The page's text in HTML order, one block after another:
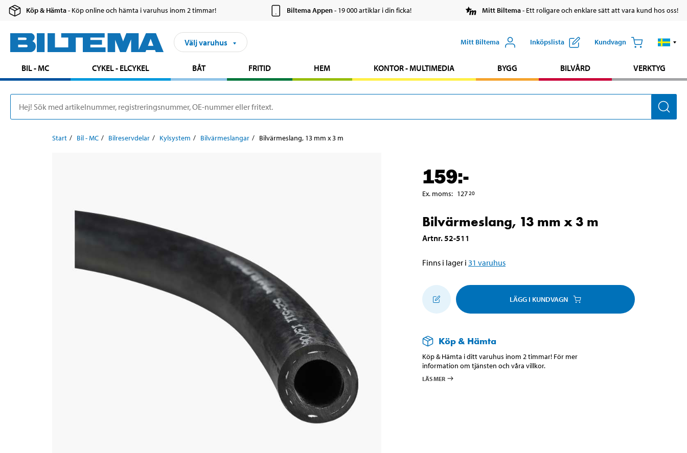
Köp & Hämta- Köp online och hämta i varuhus inom 2 timmar! Biltema Appen- 19 000 artiklar i din ficka! Mitt Biltema- Ett roligare och enklare sätt att vara kund hos oss!
Välj varuhus Mitt Biltema Inköpslista Kundvagn
BIL - MC CYKEL - ELCYKEL BÅT FRITID HEM KONTOR - MULTIMEDIA BYGG BILVÅRD VERKTYG
Start Bil - MC Bilreservdelar Kylsystem Bilvärmeslangar Bilvärmeslang, 13 mm x 3 m
159:-
Ex. moms: 127 20
Bilvärmeslang, 13 mm x 3 m
Artnr.52-511
Finns i lager i 31 varuhus
LÄGG I KUNDVAGN
Köp & Hämta
Köp & Hämta i ditt varuhus inom 2 timmar! För mer
information om tjänsten och våra villkor.
LÄS MER